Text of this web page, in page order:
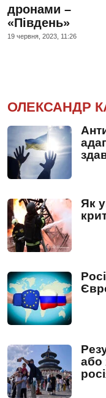
дронами –
«Південь»
19 червня, 2023, 11:26
ОЛЕКСАНДР
Як
або